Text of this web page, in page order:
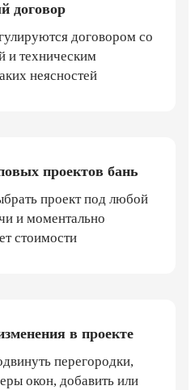
договор
договором со
и техническим
неясностей
проектов бань
проект под любой
и моментально
стоимости
в проекте
перегородки,
окон, добавить или